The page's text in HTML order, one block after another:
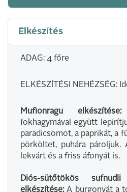
Elkészítés
ADAG: 4 főre
ELKÉSZÍTÉSI NEHÉZSÉG:
Muflonragu elkészítése:
fokhagymával együtt
paradicsomot, a paprikát, a
pörköltet, puhára pároljuk.
lekvárt és a friss áfonyát is.
Diós-sütőtökös
elkészítése:A burgonyát a